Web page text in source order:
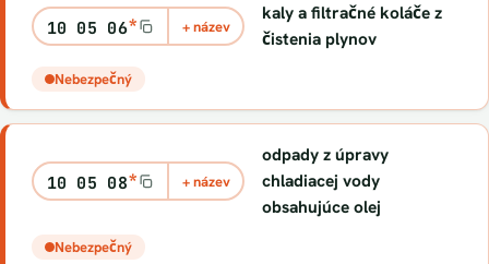
10 05 06* + název
kaly a filtračné koláče z
čistenia plynov
Nebezpečný
10 05 08* + název
odpady z úpravy
chladiacej vody
obsahujúce olej
Nebezpečný